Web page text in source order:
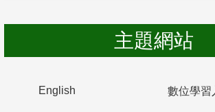
主題網站
English 數位學習